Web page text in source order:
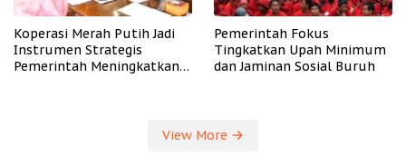
Koperasi Merah Putih Jadi
Instrumen Strategis
Pemerintah Meningkatkan
Pemerintah Fokus
Tingkatkan Upah Minimum
dan Jaminan Sosial Buruh
View More